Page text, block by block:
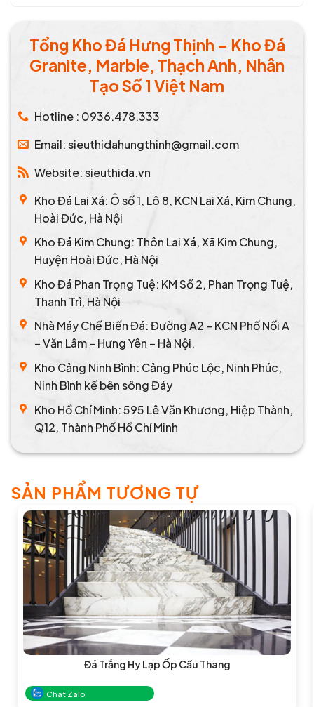
Tổng Kho Đá Hưng Thịnh – Kho Đá
Granite, Marble, Thạch Anh, Nhân
Tạo Số 1 Việt Nam
Hotline : 0936.478.333
Email: sieuthidahungthinh@gmail.com
Website: sieuthida.vn
Kho Đá Lai Xá: Ô số 1, Lô 8, KCN Lai Xá, Kim Chung,
Hoài Đức, Hà Nội
Kho Đá Kim Chung: Thôn Lai Xá, Xã Kim Chung,
Huyện Hoài Đức, Hà Nội
Kho Đá Phan Trọng Tuệ: KM Số 2, Phan Trọng Tuệ,
Thanh Trì, Hà Nội
Nhà Máy Chế Biến Đá: Đường A2 – KCN Phố Nối A
– Văn Lâm – Hưng Yên – Hà Nội.
Kho Cảng Ninh Bình: Cảng Phúc Lộc, Ninh Phúc,
Ninh Bình kế bên sông Đáy
Kho Hồ Chí Minh: 595 Lê Văn Khương, Hiệp Thành,
Q12, Thành Phố Hồ Chí Minh
SẢN PHẨM TƯƠNG TỰ
Đá Trắng Hy Lạp Ốp Cầu Thang
Chat Zalo